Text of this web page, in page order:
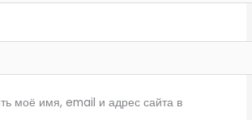
моё имя, email и адрес сайта в